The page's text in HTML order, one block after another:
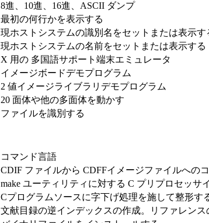
8進、10進、16進、ASCII ダンプ
最初の何行かを表示する
現ホストシステムの識別名をセットまたは表示す
現ホストシステムの名前をセットまたは表示する
X 用の 多国語サポート端末エミュレータ
イメージボードデモプログラム
2 値イメージライブラリデモプログラム
20 面体や他の多面体を動かす
ファイルを識別する
コマンド言語
CDIF ファイルから CDFFイメージファイルへの
make ユーティリティに対する C プリプロセッサ
Cプログラムソースに字下げ処理を施して整形す
文献目録の逆インデックスの作成。リファレンス